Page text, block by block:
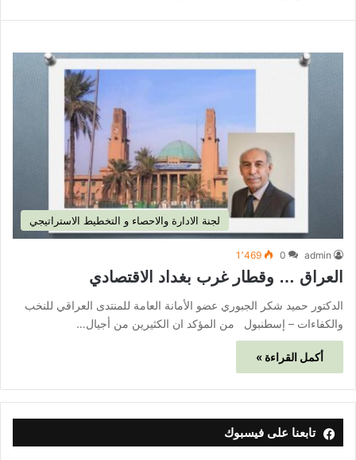
لجنة الادارة والاحصاء و التخطيط الاستراتيجي
admin
0 1٬469
العراق … وقطار غرب بغداد الاقتصادي
الدكتور حميد شكر الجبوري عضو الأمانة العامة للمنتدى العراقي للنخب
والكفاءات – إسطنبول من المؤكد ان الكثيرين من أجيال…
أكمل القراءة »
تابعنا على فيسبوك